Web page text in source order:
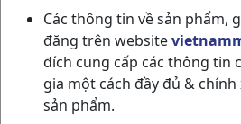
Các thông tin về sản phẩm,
đăng trên website
đích cung cấp các thông tin
gia một cách đầy đủ & chính
sản phẩm.
Calci D3 C200vna Nic
Pharma
Nic Pharma